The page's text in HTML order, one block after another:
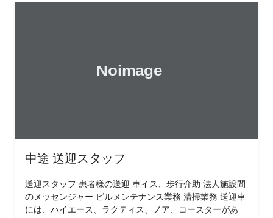
中途 送迎スタッフ
送迎スタッフ 患者様の送迎 車イス、歩行介助 法人施設間
のメッセンジャー ビルメンテナンス業務 清掃業務 送迎車
には、ハイエース、ラクティス、ノア、コースターがあ